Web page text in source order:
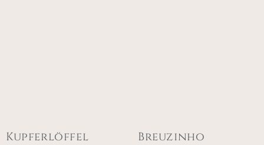
Kupferlöffel Breuzinho